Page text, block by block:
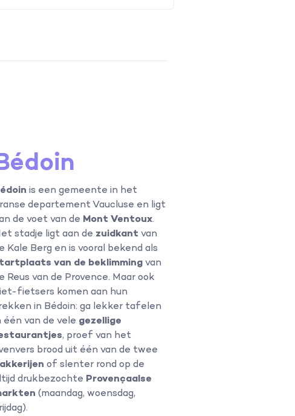
is een gemeente in het
departement Vaucluse en ligt
de voet van de Mont Ventoux.
stadje ligt aan de zuidkant van
Kale Berg en is vooral bekend als
van de beklimmingvan
Reus van de Provence. Maar ook
fietsers komen aan hun
in Bédoin: ga lekker tafelen
één van de vele gezellige
, proef van het
brood uit één van de twee
of slenter rond op de
drukbezochte Provençaalse
(maandag, woensdag,